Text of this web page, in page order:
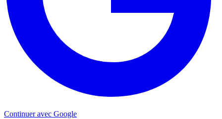
Continuer avec Google